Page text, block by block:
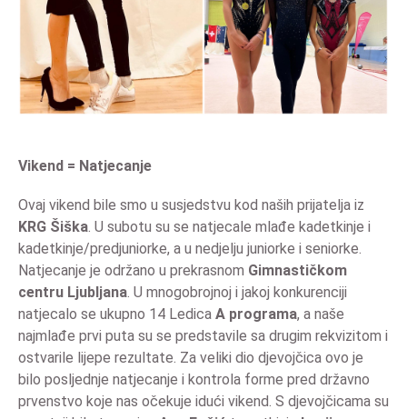
Vikend = Natjecanje
Ovaj vikend bile smo u susjedstvu kod naših prijatelja iz
KRG Šiška . U subotu su se natjecale mlađe kadetkinje i
kadetkinje/predjuniorke, a u nedjelju juniorke i seniorke.
Natjecanje je održano u prekrasnom Gimnastičkom
centru Ljubljana . U mnogobrojnoj i jakoj konkurenciji
natjecalo se ukupno 14 Ledica A programa, a naše
najmlađe prvi puta su se predstavile sa drugim rekvizitom i
ostvarile lijepe rezultate. Za veliki dio djevojčica ovo je
bilo posljednje natjecanje i kontrola forme pred državno
prvenstvo koje nas očekuje idući vikend. S djevojčicama su